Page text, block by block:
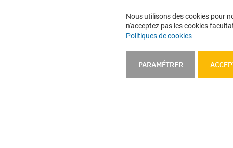
surpression peut être permanente ou en
Nous utilisons des cookies pour
n'acceptez pas les cookies
Politiques de cookies
PARAMÉTRER